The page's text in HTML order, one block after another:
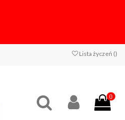
Lista życzeń ()
0